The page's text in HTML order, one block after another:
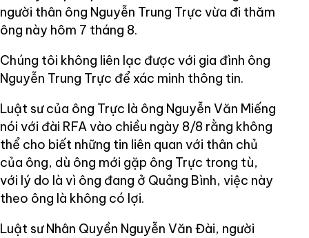
người thân ông Nguyễn Trung Trực vừa đi thăm
ông này hôm 7 tháng 8.
Chúng tôi không liên lạc được với gia đình ông
Nguyễn Trung Trực để xác minh thông tin.
Luật sư của ông Trực là ông Nguyễn Văn Miếng
nói với đài RFA vào chiều ngày 8/8 rằng không
thể cho biết những tin liên quan với thân chủ
của ông, dù ông mới gặp ông Trực trong tù,
với lý do là vì ông đang ở Quảng Bình, việc này
theo ông là không có lợi.
Luật sư Nhân Quyền Nguyễn Văn Đài, người